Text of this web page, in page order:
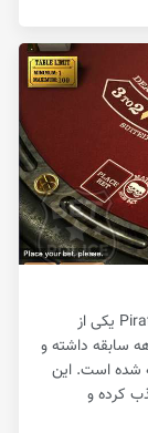
معرفی بازی کازینویی Pirate ۲۱ بازی کازینویی Pirate ۲۱ یکی از
سابقه داشته و
ارائه شده است. این
کرده و